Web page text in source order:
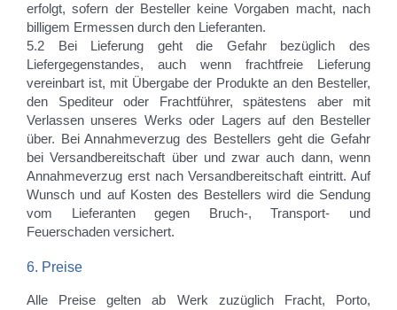
erfolgt, sofern der Besteller keine Vorgaben macht, nach
billigem Ermessen durch den Lieferanten.
5.2 Bei Lieferung geht die Gefahr bezüglich des
Liefergegenstandes, auch wenn frachtfreie Lieferung
vereinbart ist, mit Übergabe der Produkte an den Besteller,
den Spediteur oder Frachtführer, spätestens aber mit
Verlassen unseres Werks oder Lagers auf den Besteller
über. Bei Annahmeverzug des Bestellers geht die Gefahr
bei Versandbereitschaft über und zwar auch dann, wenn
Annahmeverzug erst nach Versandbereitschaft eintritt. Auf
Wunsch und auf Kosten des Bestellers wird die Sendung
vom Lieferanten gegen Bruch-, Transport- und
Feuerschaden versichert.
6. Preise
Alle Preise gelten ab Werk zuzüglich Fracht, Porto,